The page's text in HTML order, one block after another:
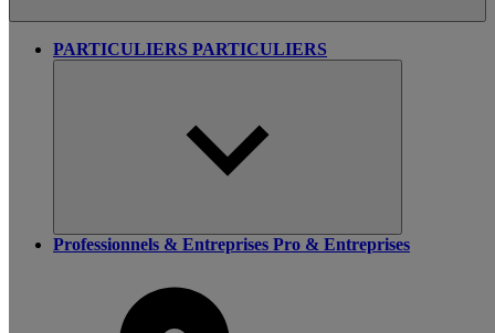
PARTICULIERS PARTICULIERS
Professionnels & Entreprises Pro & Entreprises